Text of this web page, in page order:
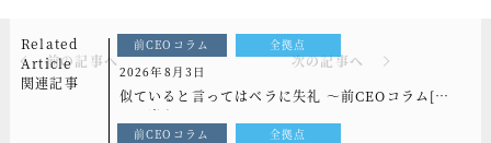
前の記事へ 次の記事へ
Related
Article
関連記事
前CEOコラム 全拠点
2026年8月3日
似ていると言ってはベラに失礼 ～前CEOコラム[も
っと光を]vol.339
前CEOコラム 全拠点